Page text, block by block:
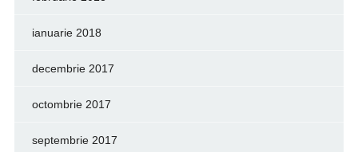
ianuarie 2018
decembrie 2017
octombrie 2017
septembrie 2017